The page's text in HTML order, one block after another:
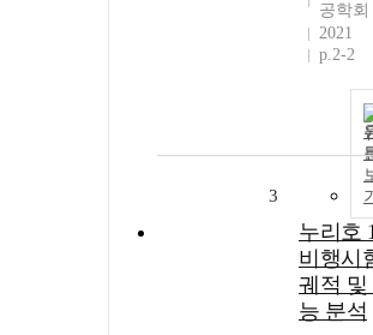
공학회
2021
p.2-2
3
누리호
비행시
궤적 및
능 분석